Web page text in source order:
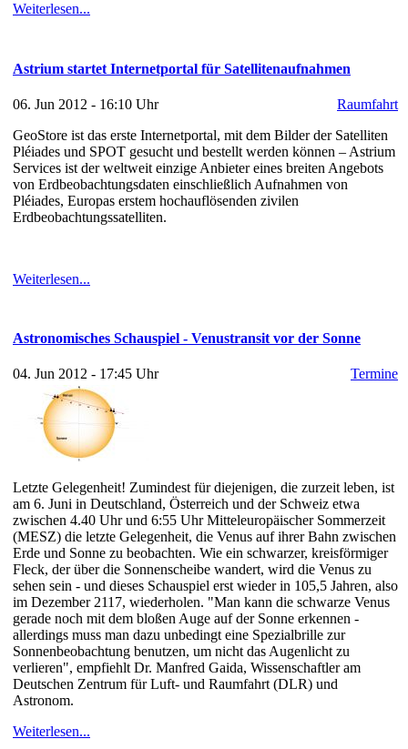
Weiterlesen...
Astrium startet Internetportal für Satellitenaufnahmen
06. Jun 2012 - 16:10 Uhr
Raumfahrt
GeoStore ist das erste Internetportal, mit dem Bilder der Satelliten
Pléiades und SPOT gesucht und bestellt werden können – Astrium
Services ist der weltweit einzige Anbieter eines breiten Angebots
von Erdbeobachtungsdaten einschließlich Aufnahmen von
Pléiades, Europas erstem hochauflösenden zivilen
Erdbeobachtungssatelliten.
Weiterlesen...
Astronomisches Schauspiel - Venustransit vor der Sonne
04. Jun 2012 - 17:45 Uhr Termine
Letzte Gelegenheit! Zumindest für diejenigen, die zurzeit leben, ist
am 6. Juni in Deutschland, Österreich und der Schweiz etwa
zwischen 4.40 Uhr und 6:55 Uhr Mitteleuropäischer Sommerzeit
(MESZ) die letzte Gelegenheit, die Venus auf ihrer Bahn zwischen
Erde und Sonne zu beobachten. Wie ein schwarzer, kreisförmiger
Fleck, der über die Sonnenscheibe wandert, wird die Venus zu
sehen sein - und dieses Schauspiel erst wieder in 105,5 Jahren, also
im Dezember 2117, wiederholen. "Man kann die schwarze Venus
gerade noch mit dem bloßen Auge auf der Sonne erkennen -
allerdings muss man dazu unbedingt eine Spezialbrille zur
Sonnenbeobachtung benutzen, um nicht das Augenlicht zu
verlieren", empfiehlt Dr. Manfred Gaida, Wissenschaftler am
Deutschen Zentrum für Luft- und Raumfahrt (DLR) und
Astronom.
Weiterlesen...